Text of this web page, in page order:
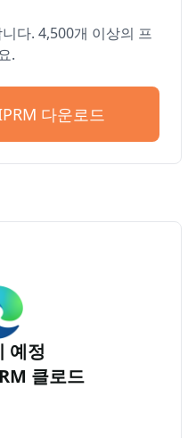
다. 4,500개 이상의 프
.
다운로드
예정
클로드